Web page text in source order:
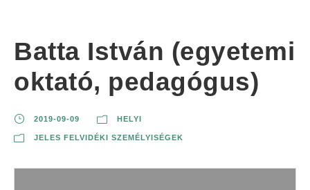
Batta István (egyetemi
oktató, pedagógus)
2019-09-09 HELYI
JELES FELVIDÉKI SZEMÉLYISÉGEK